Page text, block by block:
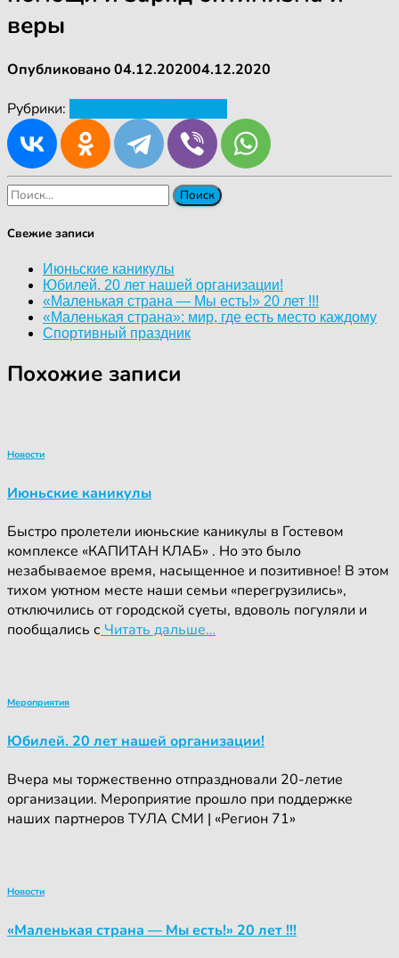
веры
Опубликовано04.12.202004.12.2020
Рубрики:
Найти:
Свежие записи
Июньские каникулы
Юбилей. 20 лет нашей организации!
«Маленькая страна — Мы есть!» 20 лет !!!
«Маленькая страна»: мир, где есть место каждому
Спортивный праздник
Похожие записи
Новости
Июньские каникулы
Быстро пролетели июньские каникулы в Гостевом
комплексе «КАПИТАН КЛАБ» . Но это было
незабываемое время, насыщенное и позитивное! В этом
тихом уютном месте наши семьи «перегрузились»,
отключились от городской суеты, вдоволь погуляли и
пообщались с Читать дальше…
Мероприятия
Юбилей. 20 лет нашей организации!
Вчера мы торжественно отпраздновали 20-летие
организации. Мероприятие прошло при поддержке
наших партнеров ТУЛА СМИ | «Регион 71»
Новости
«Маленькая страна — Мы есть!» 20 лет !!!